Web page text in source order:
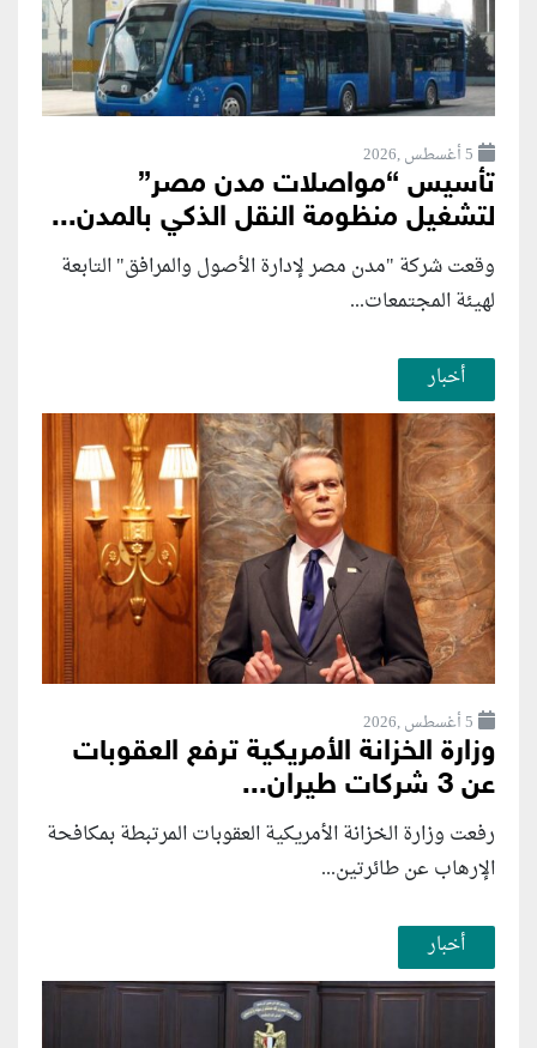
5 أغسطس ,2026
تأسيس “مواصلات مدن مصر”
لتشغيل منظومة النقل الذكي بالمدن...
وقعت شركة "مدن مصر لإدارة الأصول والمرافق" التابعة
لهيئة المجتمعات...
أخبار
5 أغسطس ,2026
وزارة الخزانة الأمريكية ترفع العقوبات
عن 3 شركات طيران...
رفعت وزارة الخزانة الأمريكية العقوبات المرتبطة بمكافحة
الإرهاب عن طائرتين...
أخبار